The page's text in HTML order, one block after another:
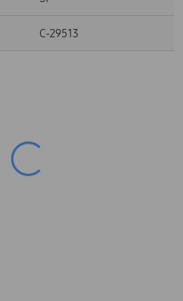
C-29513